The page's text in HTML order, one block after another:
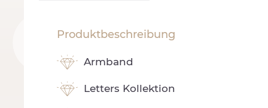
Produktbeschreibung
Armband
Letters Kollektion